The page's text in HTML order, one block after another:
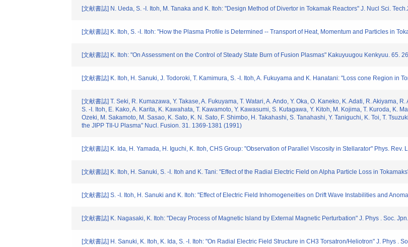
[文献書誌] N. Ueda, S. -I. Itoh, M. Tanaka and K. Itoh: "Design Method of Divertor in Tokamak Reactors" J. Nucl Sci.
[文献書誌] K. Itoh, S. -I. Itoh: "How the Plasma Profile is Determined -- Transport of Heat, Momentum and Particles in
[文献書誌] K. Itoh: "On Assessment on the Control of Steady State Burn of Fusion Plasmas" Kakuyuugou Kenkyuu. 65.
[文献書誌] K. Itoh, H. Sanuki, J. Todoroki, T. Kamimura, S. -I. Itoh, A. Fukuyama and K. Hanatani: "Loss cone Region in
[文献書誌] T. Seki, R. Kumazawa, Y. Takase, A. Fukuyama, T. Watari, A. Ando, Y. Oka, O. Kaneko, K. Adati, R. Akiyama,
S. -I. Itoh, E. Kako, A. Karita, K. Kawahata, T. Kawamoto, Y. Kawasumi, S. Kutagawa, Y. Kitoh, M. Kojima, T. Kuroda, K.
Ozeki, M. Sakamoto, M. Sasao, K. Sato, K. N. Sato, F. Shimbo, H. Takahashi, S. Tanahashi, Y. Taniguchi, K. Toi, T.
the JIPP TII-U Plasma" Nucl. Fusion. 31. 1369-1381 (1991)
[文献書誌] K. Ida, H. Yamada, H. Iguchi, K. Itoh, CHS Group: "Observation of Parallel Viscosity in Stellarator" Phys. Rev.
[文献書誌] K. Itoh, H. Sanuki, S. -I. Itoh and K. Tani: "Effect of the Radial Electric Field on Alpha Particle Loss in
[文献書誌] S. -I. Itoh, H. Sanuki and K. Itoh: "Effect of Electric Field Inhomogeneities on Drift Wave Instabilities and
[文献書誌] K. Nagasaki, K. Itoh: "Decay Process of Magnetic Island by External Magnetic Perturbation" J. Phys . Soc.
[文献書誌] H. Sanuki, K. Itoh, K. Ida, S. -I. Itoh: "On Radial Electric Field Structure in CH3 Torsatron/Heliotron" J. Phys .